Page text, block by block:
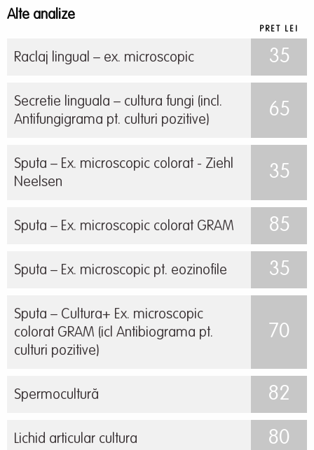
Alte analize
PRET LEI
Raclaj lingual – ex. microscopic 35
Secretie linguala – cultura fungi (incl.
Antifungigrama pt. culturi pozitive)
65
Sputa – Ex. microscopic colorat - Ziehl
Neelsen
35
Sputa – Ex. microscopic colorat GRAM 85
Sputa – Ex. microscopic pt. eozinofile 35
Sputa – Cultura+ Ex. microscopic
colorat GRAM (icl Antibiograma pt.
culturi pozitive)
70
Spermocultură 82
Lichid articular cultura 80